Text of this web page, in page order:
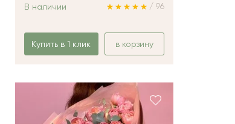
/ 96
В наличии
Купить в 1 клик в корзину